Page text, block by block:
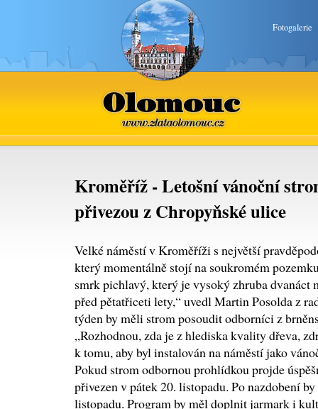
Fotogalerie
Olomouc
www.zlataolomouc.cz
Kroměříž - Letošní vánoční
přivezou z Chropyňské ulice
Velké náměstí v Kroměříži s největší
který momentálně stojí na soukromém
smrk pichlavý, který je vysoký zhruba dvanáct
před pětatřiceti lety,“ uvedl Martin Posolda z
týden by měli strom posoudit odborníci z
„Rozhodnou, zda je z hlediska kvality dřeva,
k tomu, aby byl instalován na náměstí jako
Pokud strom odbornou prohlídkou projde
přivezen v pátek 20. listopadu. Po nazdobení
listopadu. Program by měl doplnit jarmark i